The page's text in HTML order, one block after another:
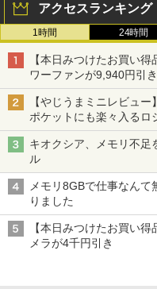
カー
-C
シン
￥
アクセスランキング
1時間 24時間
【本日みつけたお買い
ワーファンが9,940円引き
【やじうまミニレビュー】
ポケットにも楽々入るロ
Fold」。その気になるギ
キオクシア、メモリ不足
ル
メモリ8GBで仕事なん
りました
【本日みつけたお買い
メラが4千円引き